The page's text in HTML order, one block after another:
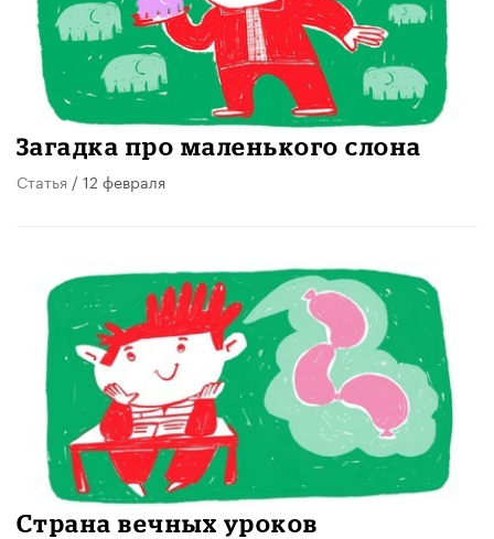
Загадка про маленького слона
Статья / 12 февраля
Страна вечных уроков